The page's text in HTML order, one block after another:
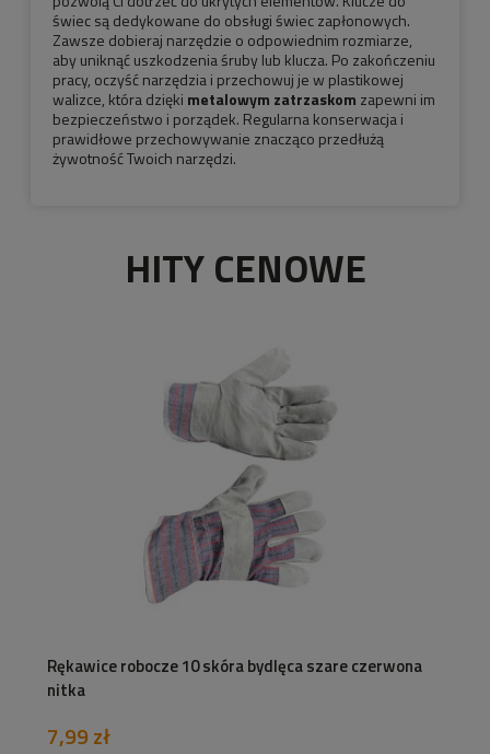
świec są dedykowane do obsługi świec zapłonowych.
Zawsze dobieraj narzędzie o odpowiednim rozmiarze,
aby uniknąć uszkodzenia śruby lub klucza. Po zakończeniu
pracy, oczyść narzędzia i przechowuj je w plastikowej
walizce, która dzięki metalowym zatrzaskom zapewni im
bezpieczeństwo i porządek. Regularna konserwacja i
prawidłowe przechowywanie znacząco przedłużą
żywotność Twoich narzędzi.
HITY CENOWE
Rękawice robocze 10 skóra bydlęca szare czerwona
nitka
7,99 zł